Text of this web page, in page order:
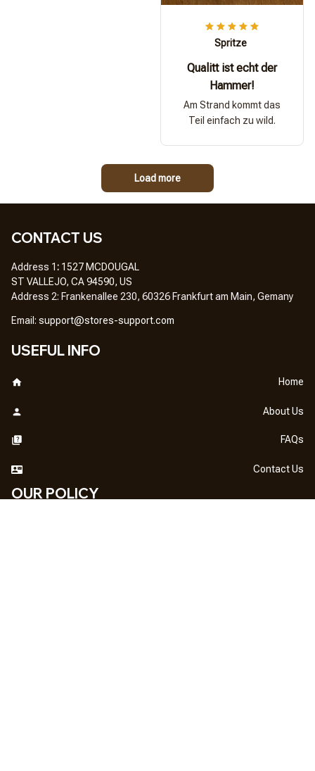
Spritze
Qualitt ist echt der
Hammer!
Am Strand kommt das
Teil einfach zu wild.
Load more
CONTACT US
Address 1: 1527 MCDOUGAL
ST VALLEJO, CA 94590, US
Address 2: Frankenallee 230, 60326 Frankfurt am Main, Gemany
Email: support@stores-support.com
USEFUL INFO
Home
About Us
FAQs
Contact Us
OUR POLICY